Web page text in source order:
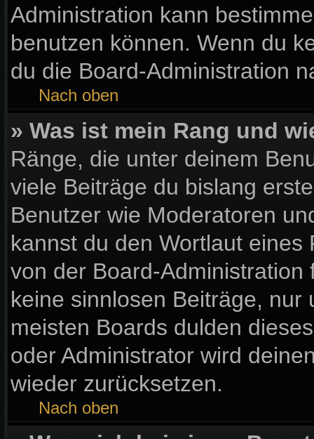
Administration kann
benutzen können. Wenn du
du die Board-Administration
Nach oben
» Was ist mein Rang und
Ränge, die unter deinem
viele Beiträge du bislang
Benutzer wie Moderatoren
kannst du den Wortlaut
von der Board-
keine sinnlosen Beiträge,
meisten Boards dulden
oder Administrator wird
wieder zurücksetzen.
Nach oben